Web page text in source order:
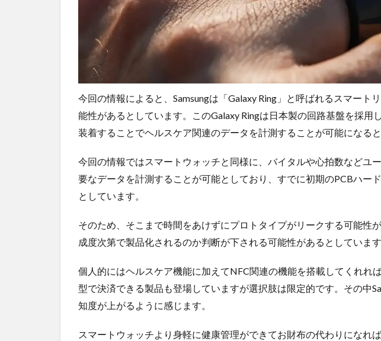
ョッ
おす
す
め！
今回の情報によると、Samsungは「Galaxy Ring」と呼ばれるスマート
能性があるとしています。このGalaxy Ringは日本製の回路基盤を採用
装着することでヘルスケア関連のデータを計測することが可能になると
今回の情報ではスマートウォッチと同様に、バイタルや心拍数などユ
要なデータを計測することが可能としており、すでに初期のPCBハー
としています。
そのため、そこまで時間をあけずにプロトタイプがリークする可能性
成度次第で製品化されるのか判断が下される可能性があるとしています
個人的にはヘルスケア機能に加えてNFC関連の機能を搭載してくれれ
型で決済できる製品も登場していますが選択肢は限定的です。その中
知度が上がるように感じます。
スマートウォッチより身軽に健康管理ができてお財布の代わりになれ